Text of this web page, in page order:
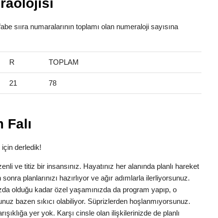
sııra numaralarının toplamı olan numeraloji sayısına
R TOPLAM
21 78
için derledik!
ve titiz bir insansınız. Hayatınız her alanında planlı hareket
planlarınızı hazırlıyor ve ağır adımlarla ilerliyorsunuz.
olduğu kadar özel yaşamınızda da program yapıp, o
bazen sıkıcı olabiliyor. Süprizlerden hoşlanmıyorsunuz.
yer yok. Karşı cinsle olan ilişkilerinizde de planlı